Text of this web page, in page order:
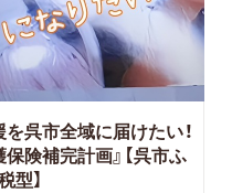
呉市全域に届けたい！
険補完計画』【呉市ふ
型】